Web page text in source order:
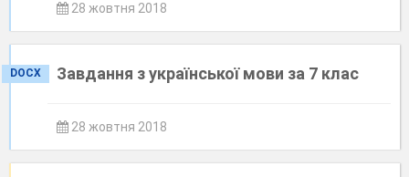
28 жовтня 2018
DOCX Завдання з української мови за 7 клас
28 жовтня 2018